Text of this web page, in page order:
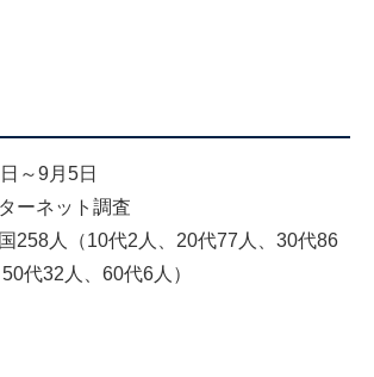
～9月5日
ーネット調査
258人（10代2人、20代77人、30代86
代32人、60代6人）